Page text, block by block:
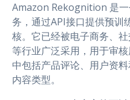
Amazon Rekognition 是
务，通过API接口提供预训
核。它已经被电子商务、
等行业广泛采用，用于审
中包括产品评论、用户资
内容类型。